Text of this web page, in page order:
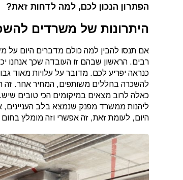
הפתרון הנכון לכם, למה לדחות זאת?
היתרונות של משרדים
אם תנסו להבין למה כולם מדברים היום
רבים. הראשון שבהם זו העובדה שכך אנחנו
כנראה יפריע לכם. מדובר על עלויות מאוד
להשכרה בחללים משותפים, המחיר אחר. זה
כאלה לרוב מצאים במיקומים הכי טובים
ליהנות ממשרד מפנק שנמצא בלב העניינים,
היום, לעומת זאת, זה אפשרי וזה מומלץ